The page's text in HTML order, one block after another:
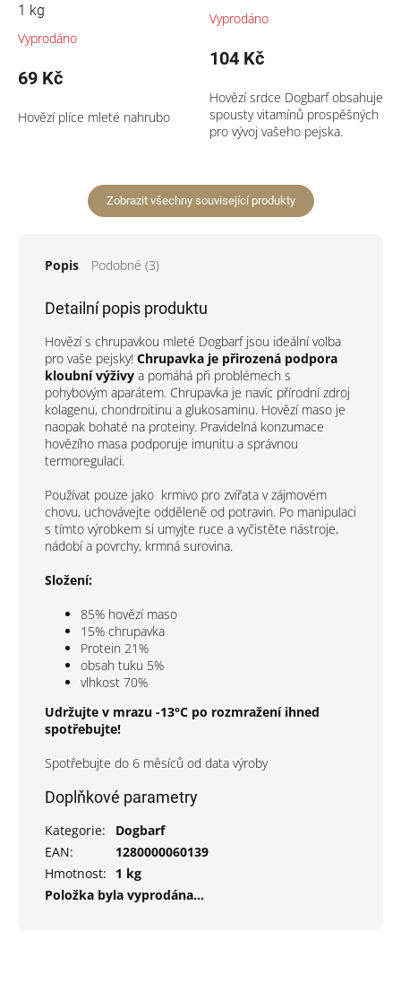
1 kg
Vyprodáno
69 Kč
Hovězí plíce mleté nahrubo
Vyprodáno
104 Kč
Hovězí srdce Dogbarf obsahuje
spousty vitamínů prospěšných
pro vývoj vašeho pejska.
Zobrazit všechny související produkty
Popis Podobné (3)
Detailní popis produktu
Hovězí s chrupavkou mleté Dogbarf jsou ideální volba
pro vaše pejsky! Chrupavka je přirozená podpora
kloubní výživy a pomáhá při problémech s
pohybovým aparátem. Chrupavka je navíc přírodní zdroj
kolagenu, chondroitinu a glukosaminu. Hovězí maso je
naopak bohaté na proteiny. Pravidelná konzumace
hovězího masa podporuje imunitu a správnou
termoregulaci.
Používat pouze jako krmivo pro zvířata v zájmovém
chovu, uchovávejte odděleně od potravin. Po manipulaci
s tímto výrobkem si umyjte ruce a vyčistěte nástroje,
nádobí a povrchy, krmná surovina.
Složení:
85% hovězí maso
15% chrupavka
Protein 21%
obsah tuku 5%
vlhkost 70%
Udržujte v mrazu -13°C po rozmražení ihned
spotřebujte!
Spotřebujte do 6 měsíců od data výroby
Doplňkové parametry
Kategorie:
Dogbarf
EAN:
1280000060139
Hmotnost:
1 kg
Položka byla vyprodána…